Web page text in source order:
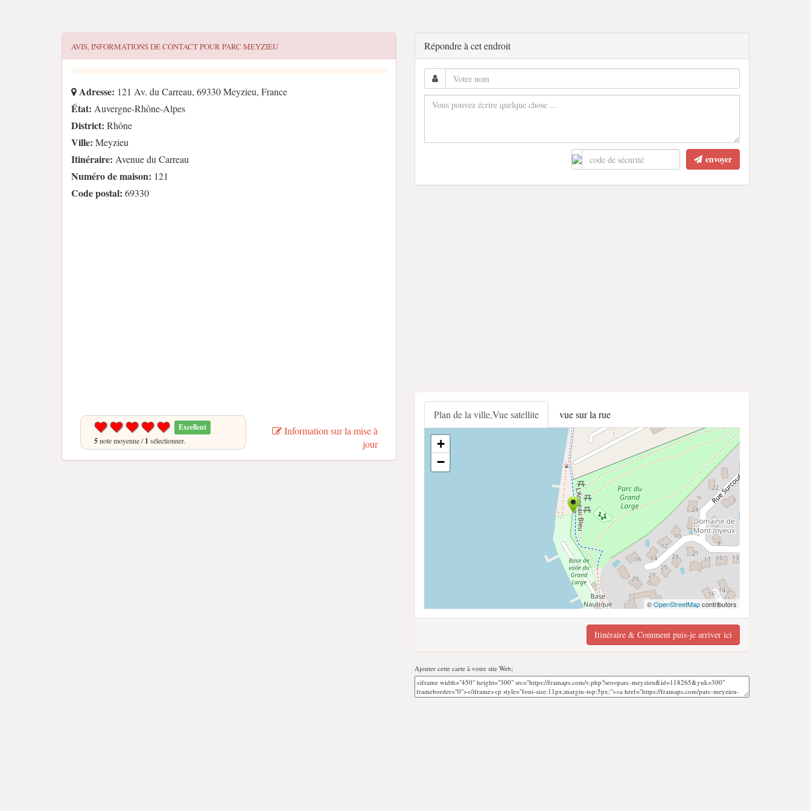
AVIS, INFORMATIONS DE CONTACT POURPARC MEYZIEU
Adresse: 121 Av. du Carreau, 69330 Meyzieu, France
État: Auvergne-Rhône-Alpes
District: Rhône
Ville: Meyzieu
Itinéraire: Avenue du Carreau
Numéro de maison: 121
Code postal: 69330
Excellent
5note moyenne /1 sélectionner.
Information sur la mise à
jour
Répondre à cet endroit
envoyer
Plan de la ville,Vue satellite vue sur la rue
+
−
©OpenStreetMapcontributors
Itinéraire & Comment puis-je arriver ici
Ajouter cette carte à votre site Web;